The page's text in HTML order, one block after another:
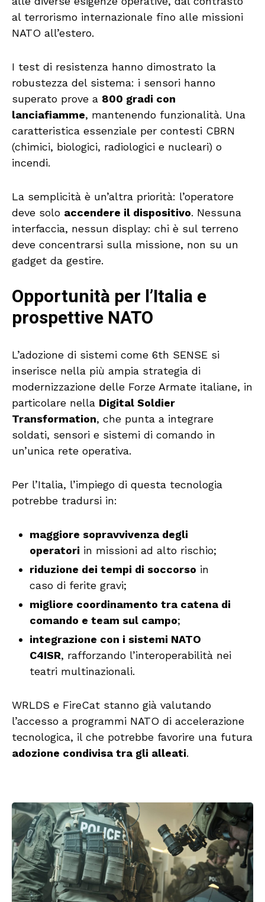
al terrorismo internazionale fino alle missioni
NATO all’estero.
I test di resistenza hanno dimostrato la
robustezza del sistema: i sensori hanno
superato prove a 800 gradi con
lanciafiamme, mantenendo funzionalità. Una
caratteristica essenziale per contesti CBRN
(chimici, biologici, radiologici e nucleari) o
incendi.
La semplicità è un’altra priorità: l’operatore
deve solo accendere il dispositivo. Nessuna
interfaccia, nessun display: chi è sul terreno
deve concentrarsi sulla missione, non su un
gadget da gestire.
Opportunità per l’Italia e
prospettive NATO
L’adozione di sistemi come 6th SENSE si
inserisce nella più ampia strategia di
modernizzazione delle Forze Armate italiane, in
particolare nella Digital Soldier
Transformation, che punta a integrare
soldati, sensori e sistemi di comando in
un’unica rete operativa.
Per l’Italia, l’impiego di questa tecnologia
potrebbe tradursi in:
maggiore sopravvivenza degli
operatori in missioni ad alto rischio;
riduzione dei tempi di soccorso in
caso di ferite gravi;
migliore coordinamento tra catena di
comando e team sul campo;
integrazione con i sistemi NATO
C4ISR, rafforzando l’interoperabilità nei
teatri multinazionali.
WRLDS e FireCat stanno già valutando
l’accesso a programmi NATO di accelerazione
tecnologica, il che potrebbe favorire una futura
adozione condivisa tra gli alleati.